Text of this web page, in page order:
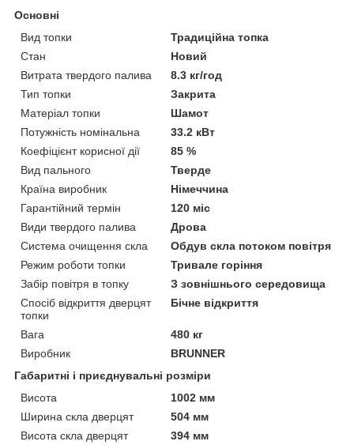
Основні
Вид топки
Традиційна топка
Стан
Новий
Витрата твердого палива
8.3 кг/год
Тип топки
Закрита
Матеріал топки
Шамот
Потужність номінальна
33.2 кВт
Коефіцієнт корисної дії
85 %
Вид пального
Тверде
Країна виробник
Німеччина
Гарантійний термін
120 міс
Види твердого палива
Дрова
Система очищення скла
Обдув скла потоком повітря
Режим роботи топки
Тривале горіння
Забір повітря в топку
З зовнішнього середовища
Спосіб відкриття дверцят
топки
Бічне відкриття
Вага
480 кг
Виробник
BRUNNER
Габаритні і приєднувальні розміри
Висота
1002 мм
Ширина скла дверцят
504 мм
Висота скла дверцят
394 мм